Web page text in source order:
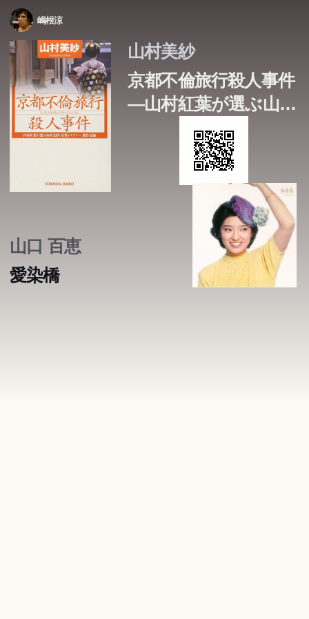
嶋根涼
山村美紗
京都不倫旅行殺人事件
―山村紅葉が選ぶ山村
美紗「京都ミステリ
ー」傑作長編 (光文社
山口 百恵
愛染橋